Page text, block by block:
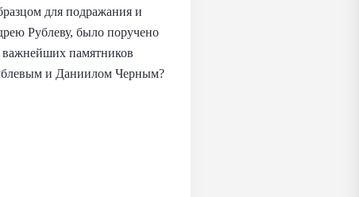
для подражания и
Рублеву, было поручено
важнейших памятников
и Даниилом Черным?